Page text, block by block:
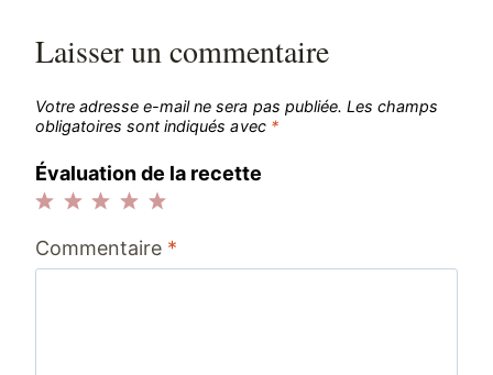
Laisser un commentaire
Votre adresse e-mail ne sera pas publiée. Les champs
obligatoires sont indiqués avec *
Évaluation de la recette
étoiles
étoiles
étoiles
étoiles
étoile
Commentaire *